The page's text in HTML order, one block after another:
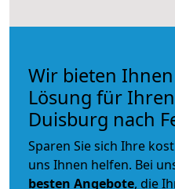
Wir bieten
Lösung für
Duisburg nach
Sparen Sie sich Ihre
uns Ihnen helfen. Bei
besten Angebote, die